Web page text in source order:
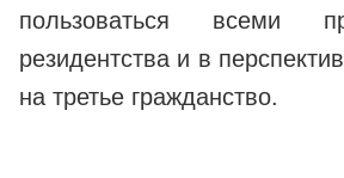
пользоваться всеми
резидентства и в
на третье гражданство.